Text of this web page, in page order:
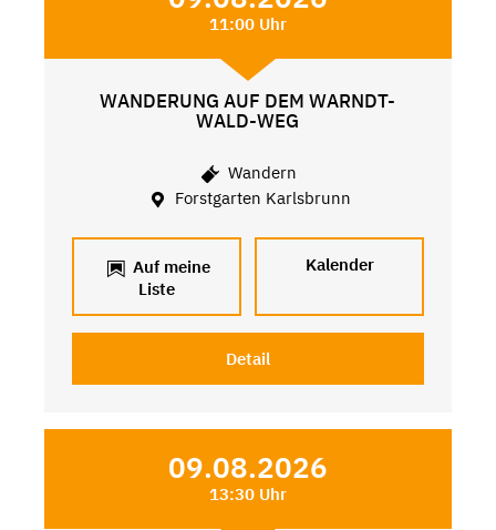
11:00 Uhr
WANDERUNG AUF DEM WARNDT-
WALD-WEG
Wandern
Forstgarten Karlsbrunn
Auf meine
Liste
Kalender
Detail
09.08.2026
13:30 Uhr